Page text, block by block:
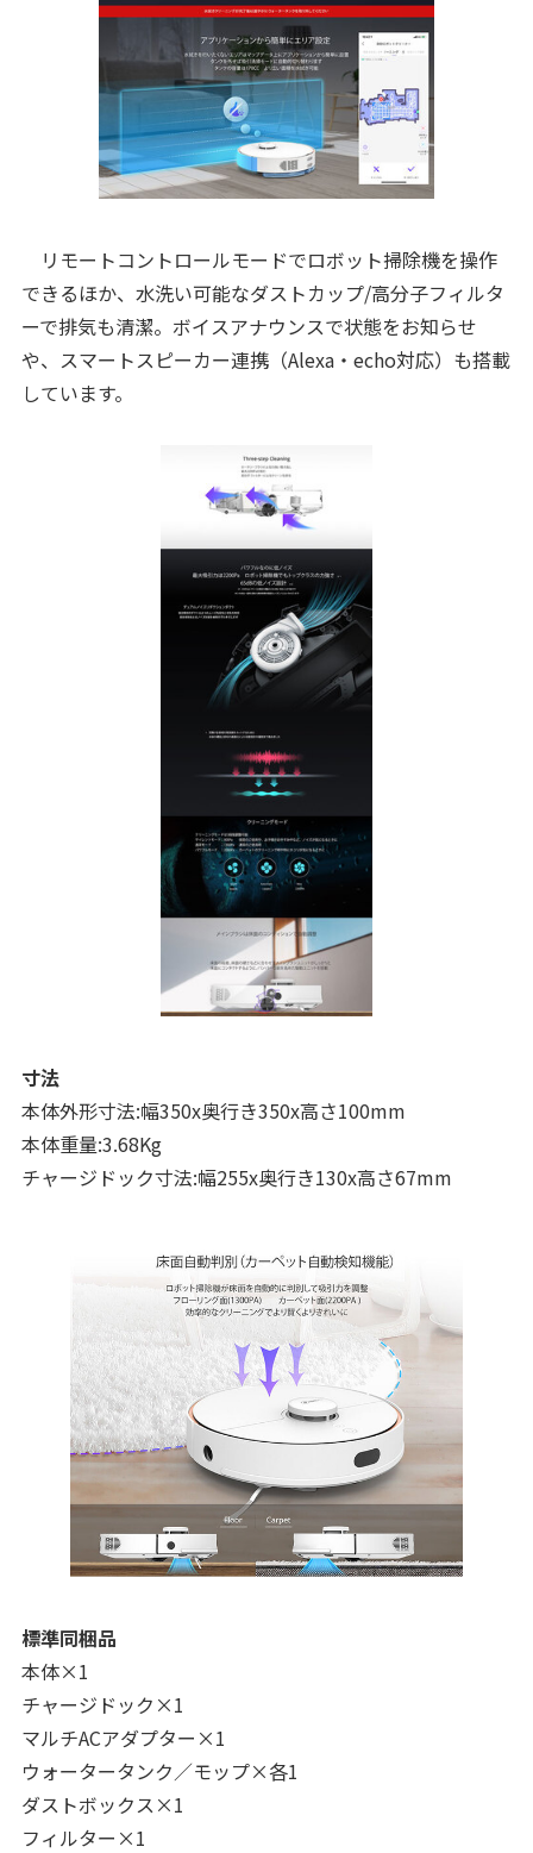
リモートコントロールモードでロボット掃除機を操作
できるほか、水洗い可能なダストカップ/高分子フィルタ
ーで排気も清潔。ボイスアナウンスで状態をお知らせ
や、スマートスピーカー連携（Alexa・echo対応）も搭載
しています。
寸法
本体外形寸法:幅350x奥行き350x高さ100mm
本体重量:3.68Kg
チャージドック寸法:幅255x奥行き130x高さ67mm
標準同梱品
本体×1
チャージドック×1
マルチACアダプター×1
ウォータータンク／モップ×各1
ダストボックス×1
フィルター×1